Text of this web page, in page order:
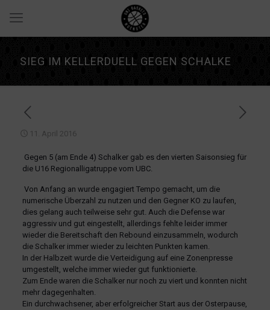
SIEG IM KELLERDUELL GEGEN SCHALKE
11. April 2016
Gegen 5 (am Ende 4) Schalker gab es den vierten Saisonsieg für
die U16 Regionalligatruppe vom UBC.
Von Anfang an wurde engagiert Tempo gemacht, um die
numerische Überzahl zu nutzen und den Gegner KO zu laufen,
dies gelang auch teilweise sehr gut. Auch die Defense war
aggressiv und gut eingestellt, allerdings fehlte leider immer
wieder die Bereitschaft den Rebound einzusammeln, wodurch
die Schalker immer wieder zu leichten Punkten kamen.
In der Halbzeit wurde die Verteidigung auf eine Zonenpresse
umgestellt, welche immer wieder gut funktionierte.
Zum Ende waren die Schalker nur noch zu viert und konnten nicht
mehr dagegenhalten.
Ein durchwachsener, aber erfolgreicher Start aus der Osterpause,